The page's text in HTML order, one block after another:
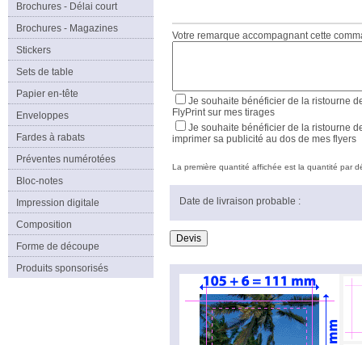
Brochures - Délai court
Brochures - Magazines
Stickers
Sets de table
Papier en-tête
Enveloppes
Fardes à rabats
Préventes numérotées
Bloc-notes
Impression digitale
Composition
Forme de découpe
Produits sponsorisés
Votre remarque accompagnant cette
Je souhaite bénéficier de la ristourne
FlyPrint sur mes tirages
Je souhaite bénéficier de la ristourne
imprimer sa publicité au dos de mes flyers
La première quantité affichée est la quantité par
Date de livraison probable :